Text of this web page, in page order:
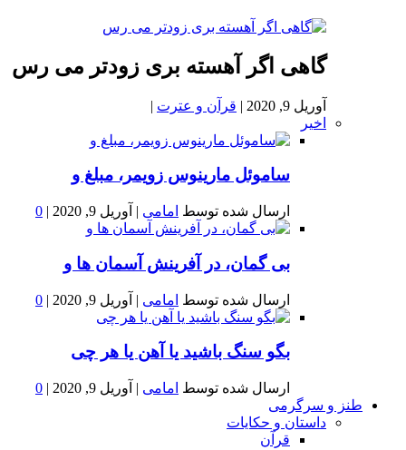
گاهی اگر آهسته بری زودتر می رس
آوریل 9, 2020 | قرآن و عترت |
اخیر
ساموئل مارینوس زویمر، مبلغ و
ارسال شده توسط امامی | آوریل 9, 2020 |
0
بى گمان، در آفرينش آسمان ها و
ارسال شده توسط امامی | آوریل 9, 2020 |
0
بگو سنگ باشید یا آهن یا هر چی
ارسال شده توسط امامی | آوریل 9, 2020 |
0
طنز و سرگرمی
داستان و حکایات
قرآن